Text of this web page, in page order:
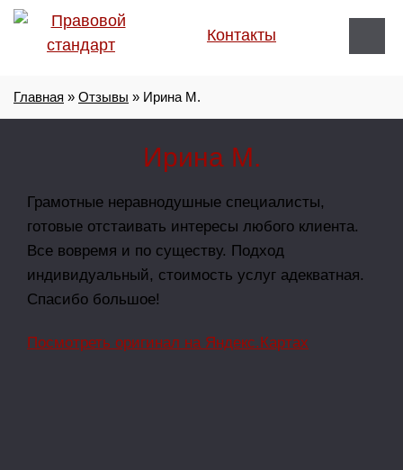
Контакты
Главная » Отзывы » Ирина М.
Ирина М.
Грамотные неравнодушные специалисты,
готовые отстаивать интересы любого клиента.
Все вовремя и по существу. Подход
индивидуальный, стоимость услуг адекватная.
Спасибо большое!
Посмотреть оригинал на Яндекс.Картах